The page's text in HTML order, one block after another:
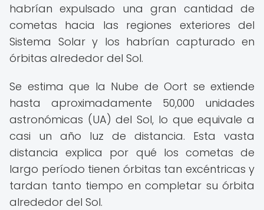
habrían expulsado una gran cantidad de
cometas hacia las regiones exteriores del
Sistema Solar y los habrían capturado en
órbitas alrededor del Sol.
Se estima que la Nube de Oort se extiende
hasta aproximadamente 50,000 unidades
astronómicas (UA) del Sol, lo que equivale a
casi un año luz de distancia. Esta vasta
distancia explica por qué los cometas de
largo período tienen órbitas tan excéntricas y
tardan tanto tiempo en completar su órbita
alrededor del Sol.